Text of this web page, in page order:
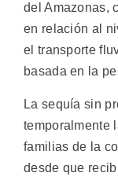
del Amazonas,
en relación al
el transporte
basada en la
La sequía sin
temporalmente
familias de la
desde que